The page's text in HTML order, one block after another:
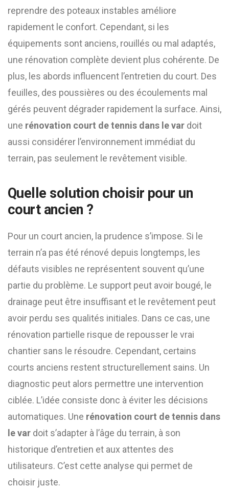
reprendre des poteaux instables améliore
rapidement le confort. Cependant, si les
équipements sont anciens, rouillés ou mal adaptés,
une rénovation complète devient plus cohérente. De
plus, les abords influencent l’entretien du court. Des
feuilles, des poussières ou des écoulements mal
gérés peuvent dégrader rapidement la surface. Ainsi,
une rénovation court de tennis dans le var doit
aussi considérer l’environnement immédiat du
terrain, pas seulement le revêtement visible.
Quelle solution choisir pour un
court ancien ?
Pour un court ancien, la prudence s’impose. Si le
terrain n’a pas été rénové depuis longtemps, les
défauts visibles ne représentent souvent qu’une
partie du problème. Le support peut avoir bougé, le
drainage peut être insuffisant et le revêtement peut
avoir perdu ses qualités initiales. Dans ce cas, une
rénovation partielle risque de repousser le vrai
chantier sans le résoudre. Cependant, certains
courts anciens restent structurellement sains. Un
diagnostic peut alors permettre une intervention
ciblée. L’idée consiste donc à éviter les décisions
automatiques. Une rénovation court de tennis dans
le var doit s’adapter à l’âge du terrain, à son
historique d’entretien et aux attentes des
utilisateurs. C’est cette analyse qui permet de
choisir juste.